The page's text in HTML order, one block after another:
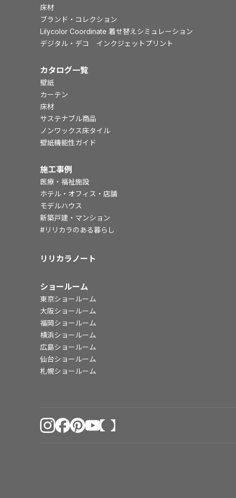
床材
ブランド・コレクション
Lilycolor Coordinate 着せ替えシミュレーション
デジタル・デコ インクジェットプリント
カタログ一覧
壁紙
カーテン
床材
サステナブル商品
ノンワックス床タイル
壁紙機能性ガイド
施工事例
医療・福祉施設
ホテル・オフィス・店舗
モデルハウス
新築戸建・マンション
#リリカラのある暮らし
リリカラノート
ショールーム
東京ショールーム
大阪ショールーム
福岡ショールーム
横浜ショールーム
広島ショールーム
仙台ショールーム
札幌ショールーム